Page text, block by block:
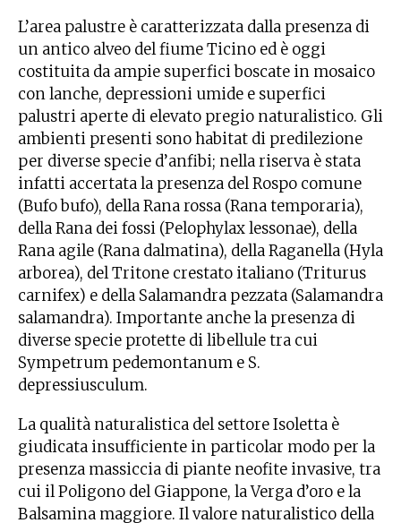
L’area palustre è caratterizzata dalla presenza di
un antico alveo del fiume Ticino ed è oggi
costituita da ampie superfici boscate in mosaico
con lanche, depressioni umide e superfici
palustri aperte di elevato pregio naturalistico. Gli
ambienti presenti sono habitat di predilezione
per diverse specie d’anfibi; nella riserva è stata
infatti accertata la presenza del Rospo comune
(Bufo bufo), della Rana rossa (Rana temporaria),
della Rana dei fossi (Pelophylax lessonae), della
Rana agile (Rana dalmatina), della Raganella (Hyla
arborea), del Tritone crestato italiano (Triturus
carnifex) e della Salamandra pezzata (Salamandra
salamandra). Importante anche la presenza di
diverse specie protette di libellule tra cui
Sympetrum pedemontanum e S.
depressiusculum.
La qualità naturalistica del settore Isoletta è
giudicata insufficiente in particolar modo per la
presenza massiccia di piante neofite invasive, tra
cui il Poligono del Giappone, la Verga d’oro e la
Balsamina maggiore. Il valore naturalistico della